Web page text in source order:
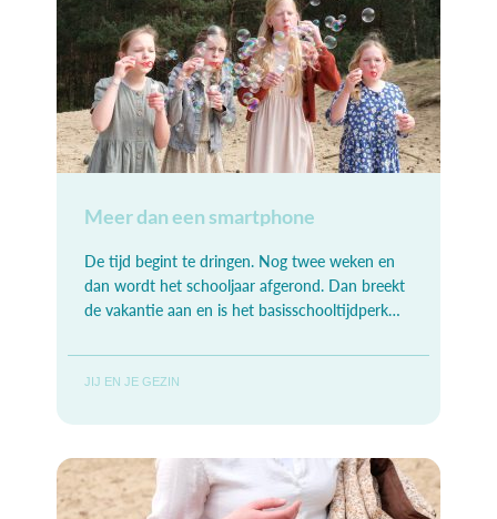
Meer dan een smartphone
De tijd begint te dringen. Nog twee weken en
dan wordt het schooljaar afgerond. Dan breekt
de vakantie aan en is het basisschooltijdperk
JIJ EN JE GEZIN